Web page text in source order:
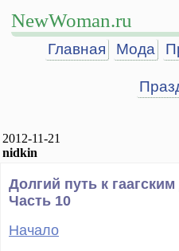
NewWoman.ru
Главная Мода
2012-11-21
nidkin
Долгий путь к
Часть 10
Начало